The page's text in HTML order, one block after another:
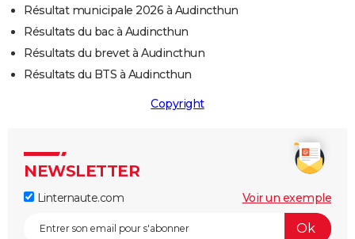
Résultat municipale 2026 à Audincthun
Résultats du bac à Audincthun
Résultats du brevet à Audincthun
Résultats du BTS à Audincthun
Copyright
NEWSLETTER
Linternaute.com Voir un exemple